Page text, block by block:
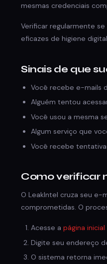
mesmas credenciais
Verificar regularmente
eficazes de higiene digital.
Sinais de que
Você recebe e-mails
Alguém tentou
Você usou a mesma
Algum serviço que
Você recebe
Como verificar
O LeakIntel cruza seu e-
comprometidas. O
Acesse a página
Digite seu endereço
O sistema retorna